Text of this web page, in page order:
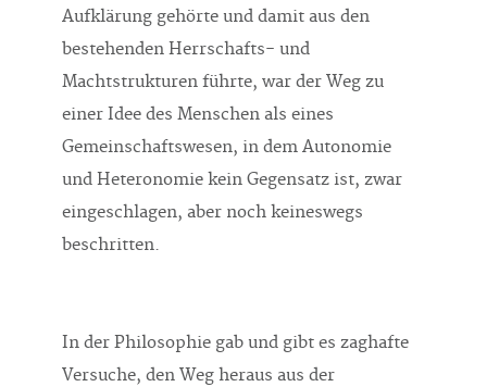
Aufklärung gehörte und damit aus den
bestehenden Herrschafts- und
Machtstrukturen führte, war der Weg zu
einer Idee des Menschen als eines
Gemeinschaftswesen, in dem Autonomie
und Heteronomie kein Gegensatz ist, zwar
eingeschlagen, aber noch keineswegs
beschritten.
In der Philosophie gab und gibt es zaghafte
Versuche, den Weg heraus aus der